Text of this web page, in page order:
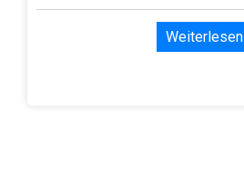
Weiterlesen